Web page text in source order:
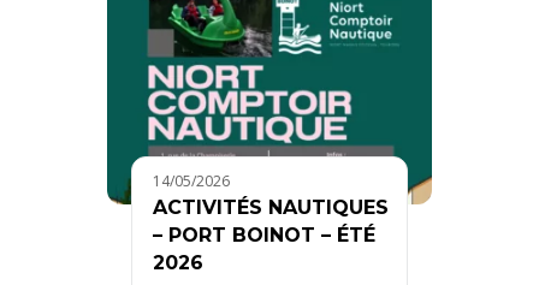
14/05/2026
ACTIVITÉS NAUTIQUES
– PORT BOINOT – ÉTÉ
2026